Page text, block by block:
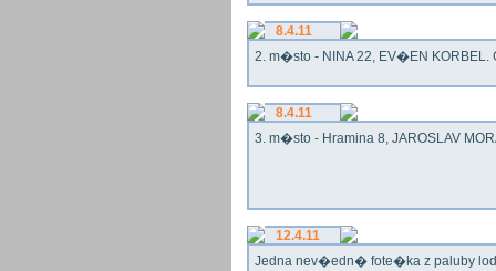
8.4.11
2. m�sto - NINA 22, EV�EN KORBEL.
8.4.11
3. m�sto - Hramina 8, JAROSLAV
12.4.11
Jedna nev�edn� fote�ka z paluby